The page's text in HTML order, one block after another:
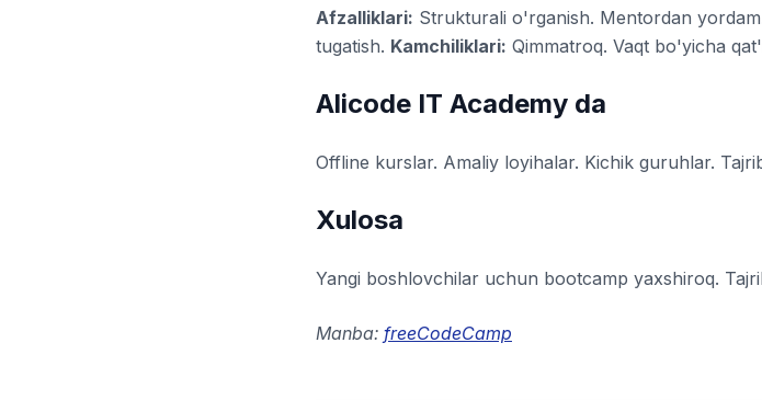
Afzalliklari: Strukturali o'rganish. Mentordan
tugatish. Kamchiliklari: Qimmatroq. Vaqt bo'yicha
Alicode IT Academy da
Offline kurslar. Amaliy loyihalar. Kichik guruhlar.
Xulosa
Yangi boshlovchilar uchun bootcamp yaxshiroq.
Manba: freeCodeCamp